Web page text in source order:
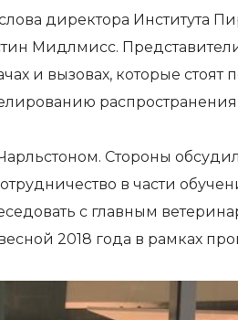
директора Института
Мидлмисс.
и вызовах, которые стоят
Стороны
в части
с главным
2018 года в рамках